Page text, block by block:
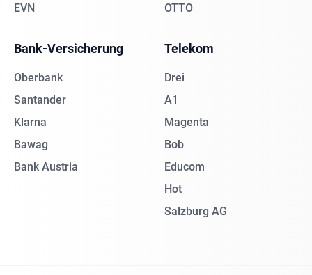
EVN
OTTO
Bank-Versicherung
Oberbank
Santander
Klarna
Bawag
Bank Austria
Telekom
Drei
A1
Magenta
Bob
Educom
Hot
Salzburg AG